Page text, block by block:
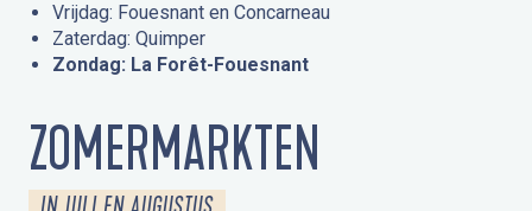
Vrijdag: Fouesnant en Concarneau
Zaterdag: Quimper
Zondag: La Forêt-Fouesnant
ZOMERMARKTEN